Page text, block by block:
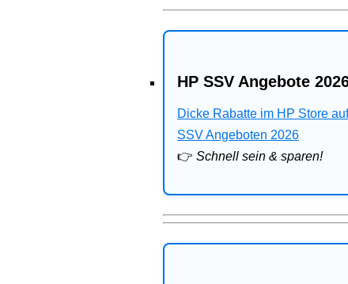
HP SSV Angebote
Dicke Rabatte im HP Store
SSV Angeboten 2026
👉 Schnell sein & sparen!